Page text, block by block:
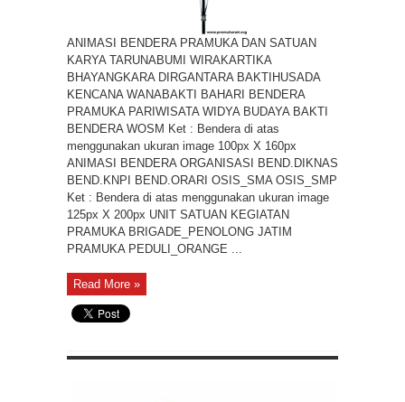
ANIMASI BENDERA PRAMUKA DAN SATUAN
KARYA TARUNABUMI WIRAKARTIKA
BHAYANGKARA DIRGANTARA BAKTIHUSADA
KENCANA WANABAKTI BAHARI BENDERA
PRAMUKA PARIWISATA WIDYA BUDAYA BAKTI
BENDERA WOSM Ket : Bendera di atas
menggunakan ukuran image 100px X 160px
ANIMASI BENDERA ORGANISASI BEND.DIKNAS
BEND.KNPI BEND.ORARI OSIS_SMA OSIS_SMP
Ket : Bendera di atas menggunakan ukuran image
125px X 200px UNIT SATUAN KEGIATAN
PRAMUKA BRIGADE_PENOLONG JATIM
PRAMUKA PEDULI_ORANGE ...
Read More »